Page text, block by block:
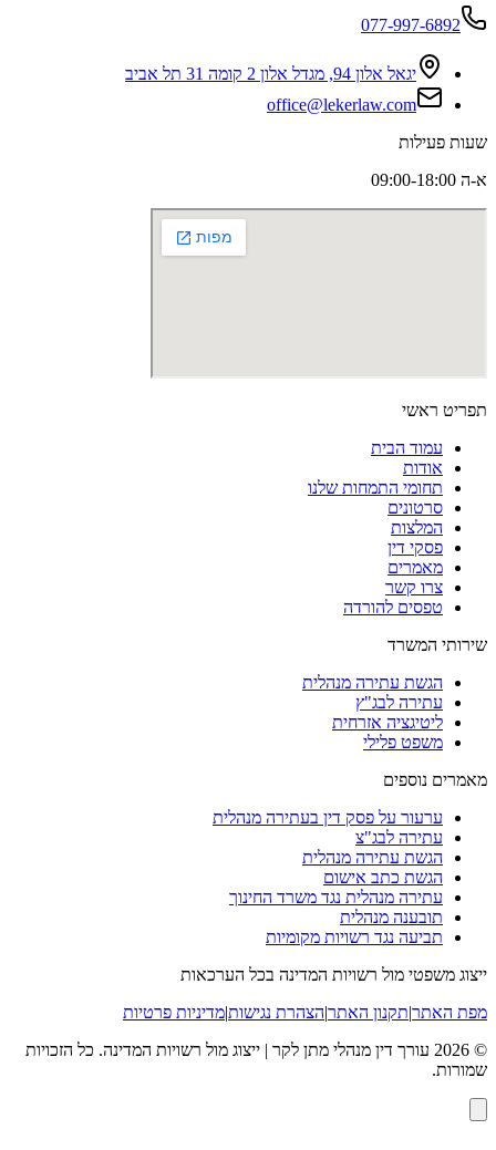
077-997-6892
יגאל אלון 94, מגדל אלון 2 קומה 31 תל אביב
office@lekerlaw.com
שעות פעילות
א-ה 09:00-18:00
תפריט ראשי
עמוד הבית
אודות
תחומי התמחות שלנו
סרטונים
המלצות
פסקי דין
מאמרים
צרו קשר
טפסים להורדה
שירותי המשרד
הגשת עתירה מנהלית
עתירה לבג"ץ
ליטיגציה אזרחית
משפט פלילי
מאמרים נוספים
ערעור על פסק דין בעתירה מנהלית
עתירה לבג"צ
הגשת עתירה מנהלית
הגשת כתב אישום
עתירה מנהלית נגד משרד החינוך
תובענה מנהלית
תביעה נגד רשויות מקומיות
ייצוג משפטי מול רשויות המדינה בכל הערכאות
מפת האתר|תקנון האתר|הצהרת נגישות|מדיניות פרטיות
©
2026 עורך דין מנהלי מתן לקר | ייצוג מול רשויות המדינה. כל הזכויות
שמורות.